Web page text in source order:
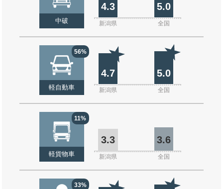
中破
4.3 5.0
新潟県 全国
56%
軽自動車
4.7 5.0
新潟県 全国
11%
軽貨物車
3.3 3.6
新潟県 全国
33%